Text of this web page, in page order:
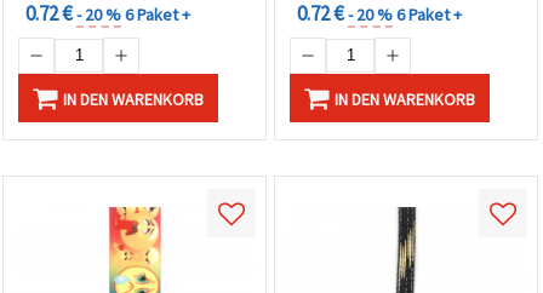
0.72 €- 20 %6 Paket +
IN DEN WARENKORB
0.72 €- 20 %6 Paket +
IN DEN WARENKORB